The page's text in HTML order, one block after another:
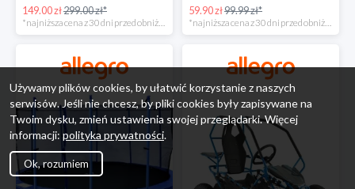
149.00 zł299.00 zł*
*najniższa cena z 30 dni przed obniżką
59.90 zł99.99 zł*
*najniższa cena z 30 dni przed obniżką
Używamy plików cookies, by ułatwić korzystanie z naszych
serwisów. Jeśli nie chcesz, by pliki cookies były zapisywane na
Twoim dysku, zmień ustawienia swojej przeglądarki. Więcej
informacji: polityka prywatności.
Ok, rozumiem